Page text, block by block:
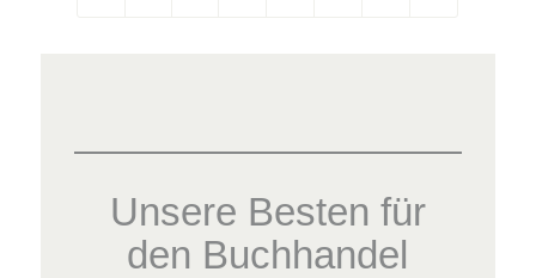
Unsere Besten für
den Buchhandel